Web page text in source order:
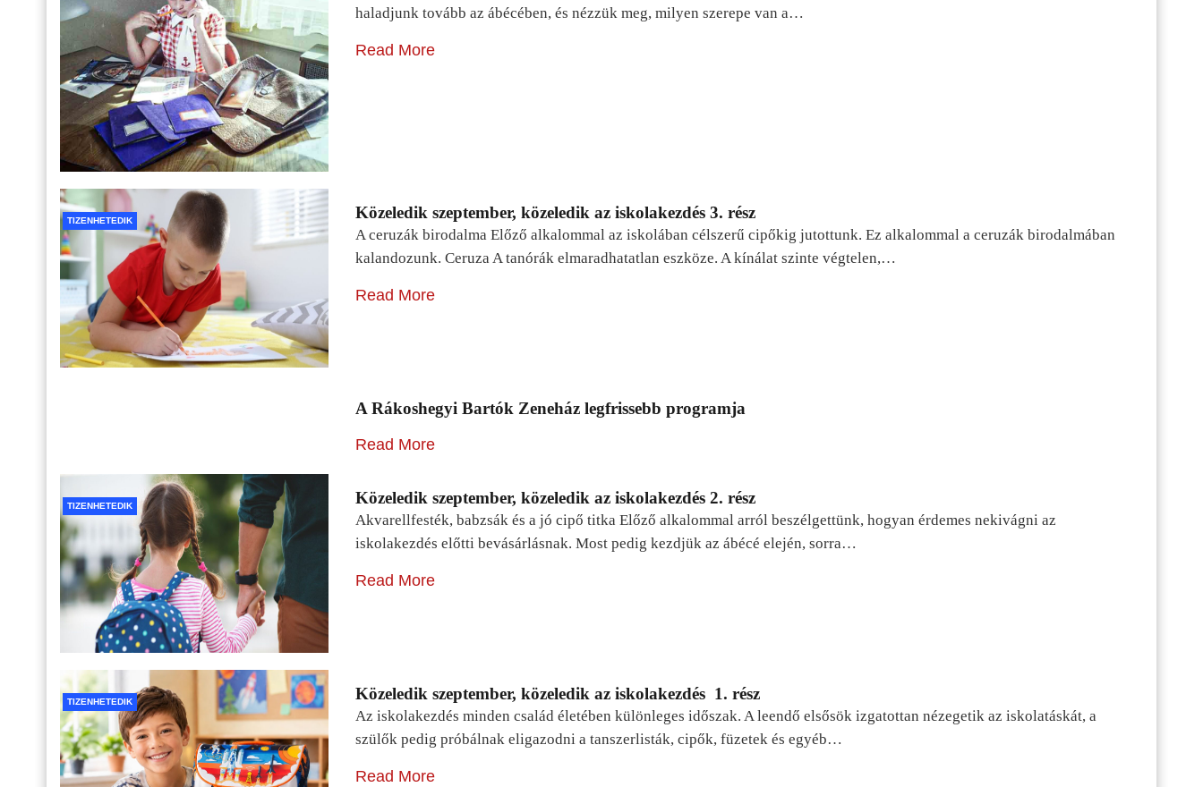
haladjunk tovább az ábécében, és nézzük meg, milyen szerepe van a…
Read More
TIZENHETEDIK Közeledik szeptember, közeledik az iskolakezdés 3. rész
A ceruzák birodalma Előző alkalommal az iskolában célszerű cipőkig jutottunk. Ez alkalommal a ceruzák birodalmában
kalandozunk. Ceruza A tanórák elmaradhatatlan eszköze. A kínálat szinte végtelen,…
Read More
A Rákoshegyi Bartók Zeneház legfrissebb programja
Read More
TIZENHETEDIK Közeledik szeptember, közeledik az iskolakezdés 2. rész
Akvarellfesték, babzsák és a jó cipő titka Előző alkalommal arról beszélgettünk, hogyan érdemes nekivágni az
iskolakezdés előtti bevásárlásnak. Most pedig kezdjük az ábécé elején, sorra…
Read More
TIZENHETEDIK Közeledik szeptember, közeledik az iskolakezdés 1. rész
Az iskolakezdés minden család életében különleges időszak. A leendő elsősök izgatottan nézegetik az iskolatáskát, a
szülők pedig próbálnak eligazodni a tanszerlisták, cipők, füzetek és egyéb…
Read More